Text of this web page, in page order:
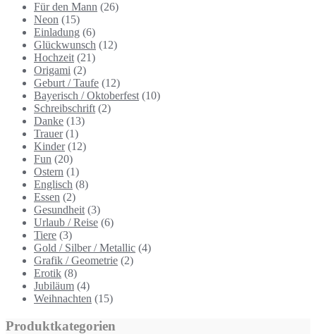
Für den Mann (26)
Neon (15)
Einladung (6)
Glückwunsch (12)
Hochzeit (21)
Origami (2)
Geburt / Taufe (12)
Bayerisch / Oktoberfest (10)
Schreibschrift (2)
Danke (13)
Trauer (1)
Kinder (12)
Fun (20)
Ostern (1)
Englisch (8)
Essen (2)
Gesundheit (3)
Urlaub / Reise (6)
Tiere (3)
Gold / Silber / Metallic (4)
Grafik / Geometrie (2)
Erotik (8)
Jubiläum (4)
Weihnachten (15)
Produktkategorien